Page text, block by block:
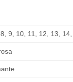
8 9 10 11 12 13 14